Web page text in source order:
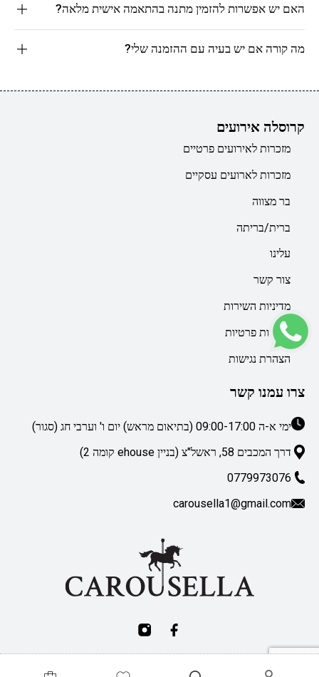
האם יש אפשרות להזמין מתנה בהתאמה אישית מלאה?
מה קורה אם יש בעיה עם ההזמנה שלי?
קרוסלה אירועים
מזכרות לאירועים פרטיים
מזכרות לארועים עסקיים
בר מצווה
ברית/בריתה
עלינו
צור קשר
מדיניות השירות
מדיניות פרטיות
הצהרת נגישות
צרו עמנו קשר
ימי א-ה 09:00-17:00 (בתיאום מראש) יום ו' וערבי חג (סגור)
דרך המכבים 58, ראשל"צ (בניין ehouse קומה 2)
0779973076
carousella1@gmail.com